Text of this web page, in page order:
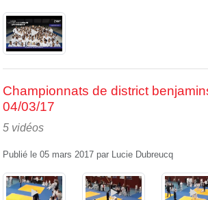
Championnats de district
04/03/17
5 vidéos
Publié le 05 mars 2017 par Lucie Dubreucq